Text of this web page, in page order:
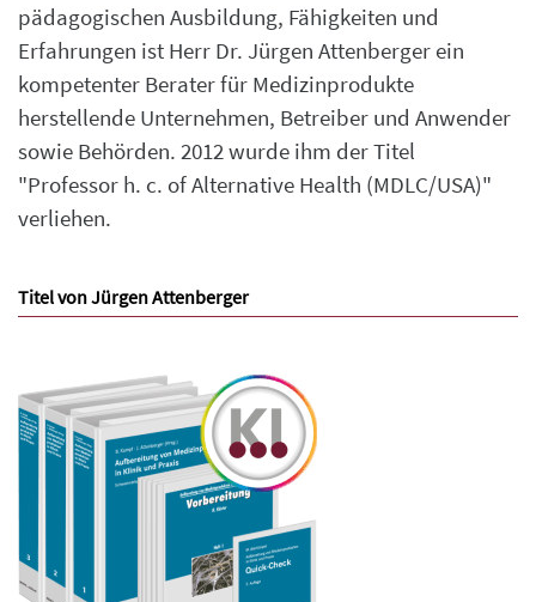
pädagogischen Ausbildung, Fähigkeiten und
Erfahrungen ist Herr Dr. Jürgen Attenberger ein
kompetenter Berater für Medizinprodukte
herstellende Unternehmen, Betreiber und Anwender
sowie Behörden. 2012 wurde ihm der Titel
"Professor h. c. of Alternative Health (MDLC/USA)"
verliehen.
Titel von Jürgen Attenberger